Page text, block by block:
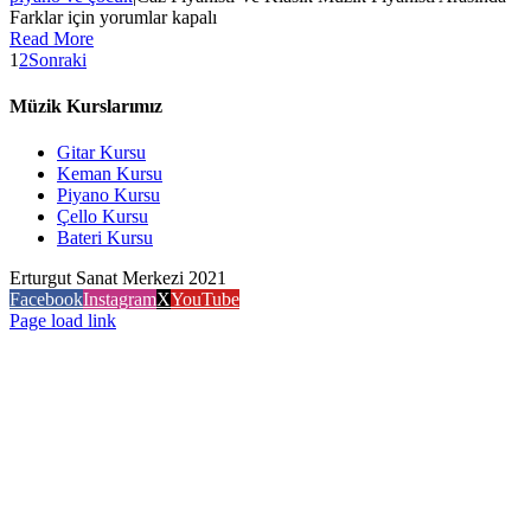
Farklar için yorumlar kapalı
Read More
1 2Sonraki
Müzik Kurslarımız
Gitar Kursu
Keman Kursu
Piyano Kursu
Çello Kursu
Bateri Kursu
Erturgut Sanat Merkezi 2021
FacebookInstagramXYouTube
Page load link